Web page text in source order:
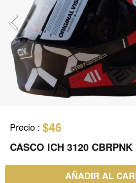
Precio : $46
CASCO ICH 3120
AÑADIR AL